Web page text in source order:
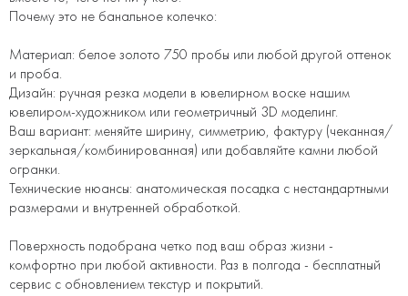
Почему это не банальное колечко:
Материал: белое золото 750 пробы или любой другой оттенок
и проба.
Дизайн: ручная резка модели в ювелирном воске нашим
ювелиром-художником или геометричный 3D моделинг.
Ваш вариант: меняйте ширину, симметрию, фактуру (чеканная/
зеркальная/комбинированная) или добавляйте камни любой
огранки.
Технические нюансы: анатомическая посадка с нестандартными
размерами и внутренней обработкой.
Поверхность подобрана четко под ваш образ жизни -
комфортно при любой активности. Раз в полгода - бесплатный
сервис с обновлением текстур и покрытий.